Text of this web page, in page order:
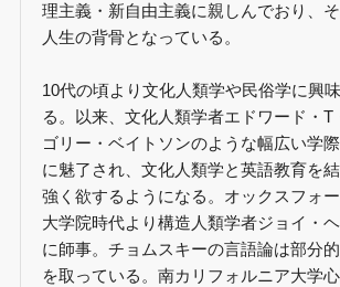
理主義・新自由主義に親しんでおり、
人生の背骨となっている。
10代の頃より文化人類学や民俗学に興
る。以来、文化人類学者エドワード・T
ゴリー・ベイトソンのような幅広い学
に魅了され、文化人類学と英語教育を
強く欲するようになる。オックスフォ
大学院時代より構造人類学者ジョイ・
に師事。チョムスキーの言語論は部分
を取っている。南カリフォルニア大学